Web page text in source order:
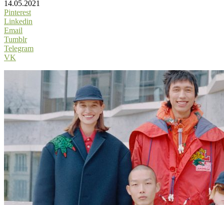
14.05.2021
Pinterest
Linkedin
Email
Tumblr
Telegram
VK